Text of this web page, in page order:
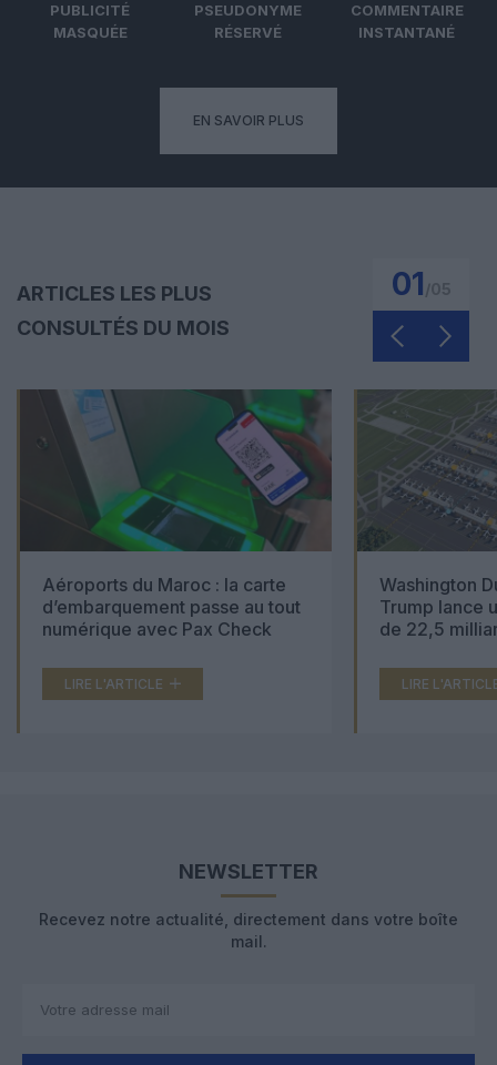
PUBLICITÉ
MASQUÉE
PSEUDONYME
RÉSERVÉ
COMMENTAIRE
INSTANTANÉ
EN SAVOIR PLUS
ARTICLES LES PLUS
CONSULTÉS DU MOIS
01
Aéroports du Maroc : la carte
d’embarquement passe au tout
numérique avec Pax Check
LIRE L'ARTICLE
Washington
Trump lance
de 22,5
LIRE
NEWSLETTER
Recevez notre actualité, directement dans votre boîte
mail.